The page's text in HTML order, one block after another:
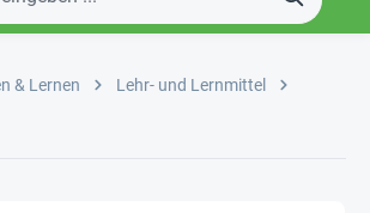
& Lernen
Lehr- und Lernmittel